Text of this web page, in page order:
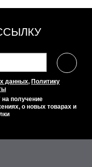
данных, Политику
получение
о новых товарах и